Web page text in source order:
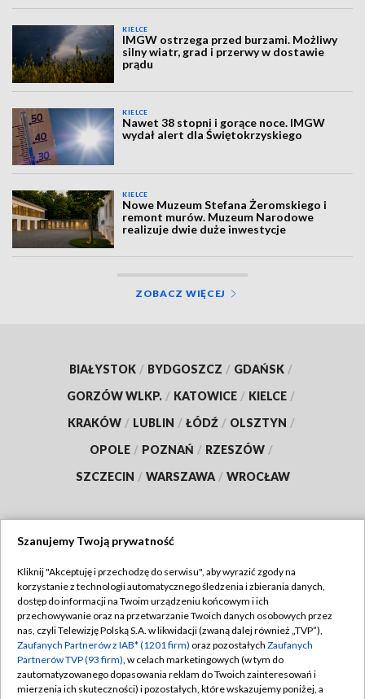
KIELCE
IMGW ostrzega przed burzami. Możliwy
silny wiatr, grad i przerwy w dostawie
prądu
KIELCE
Nawet 38 stopni i gorące noce. IMGW
wydał alert dla Świętokrzyskiego
KIELCE
Nowe Muzeum Stefana Żeromskiego i
remont murów. Muzeum Narodowe
realizuje dwie duże inwestycje
ZOBACZ WIĘCEJ
BIAŁYSTOK / BYDGOSZCZ / GDAŃSK /
GORZÓW WLKP. / KATOWICE / KIELCE /
KRAKÓW / LUBLIN / ŁÓDŹ / OLSZTYN /
OPOLE / POZNAŃ / RZESZÓW /
SZCZECIN / WARSZAWA / WROCŁAW
TVP
Abonament TVP
Emisja w TVP
Centrum informacji TVP
Naziemna Telewizja Cyfrowa
Regulamin TVP
Polityka prywatności
Moje zgody
Szanujemy Twoją prywatność
Kliknij "Akceptuję i przechodzę do serwisu", aby wyrazić zgody na
korzystanie z technologii automatycznego śledzenia i zbierania danych,
dostęp do informacji na Twoim urządzeniu końcowym i ich
przechowywanie oraz na przetwarzanie Twoich danych osobowych przez
nas, czyli Telewizję Polską S.A. w likwidacji (zwaną dalej również „TVP”),
Zaufanych Partnerów z IAB* (1201 firm) oraz pozostałych Zaufanych
Partnerów TVP (93 firm), w celach marketingowych (w tym do
zautomatyzowanego dopasowania reklam do Twoich zainteresowań i
mierzenia ich skuteczności) i pozostałych, które wskazujemy poniżej, a